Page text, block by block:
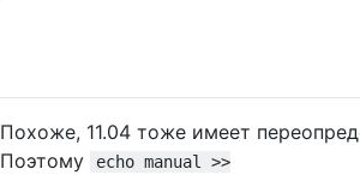
Похоже, 11.04 тоже имеет
Поэтому
echo manual >>